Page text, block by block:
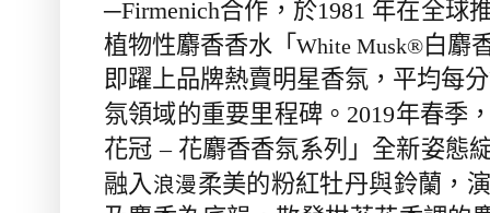
─Firmenich合作，於1981 年在全球
植物性麝香香水「White Musk®白麝
即躍上品牌熱賣明星香氛，平均每
氛領域的重要里程碑。 2019年春季
花冠 – 花麝香香氛系列」全新姿態
融入浪漫柔美的粉紅牡丹與鈴蘭，